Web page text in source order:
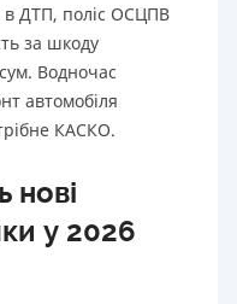
в ДТП, поліс ОСЦПВ
за шкоду
Водночас
автомобіля
КАСКО.
нові
у 2026